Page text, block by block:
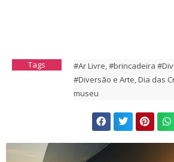
Tags #Ar Livre,#brincadeira
#Diversão e Arte,Dia das
museu